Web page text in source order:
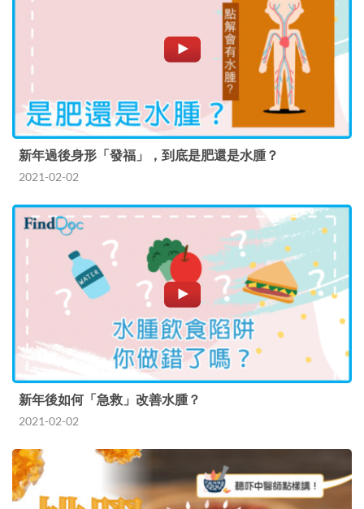
新年過後身形「發福」，到底是肥還是水腫？
2021-02-02
新年後如何「急救」改善水腫？
2021-02-02